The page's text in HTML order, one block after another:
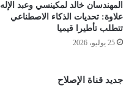
المهندسان خالد لمكينسي وعبد الإله
علاوة: تحديات الذكاء الاصطناعي
تتطلب تأطيرا قيميا
25 يوليو، 2026
جديد قناة الإصلاح